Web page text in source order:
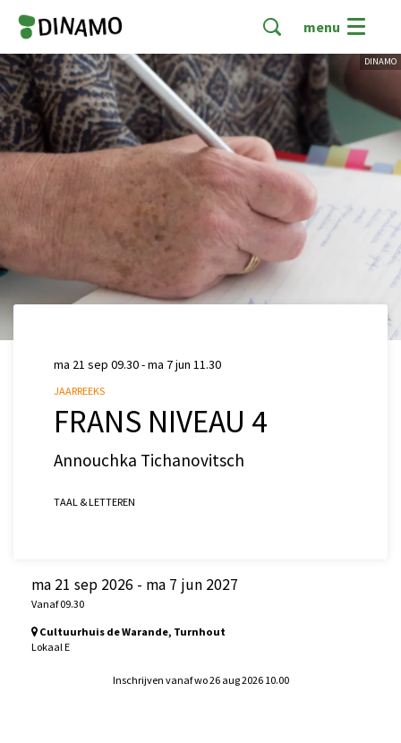
menu
DINAMO
FRANS NIVEAU 4
Annouchka Tichanovitsch
JAARREEKS
ma 21 sep 09.30-ma 7 jun 11.30
TAAL & LETTEREN
ma 21 sep 2026 - ma 7 jun 2027
Vanaf 09.30
Cultuurhuis de Warande, Turnhout
Lokaal E
Inschrijven vanaf wo 26 aug 2026 10.00